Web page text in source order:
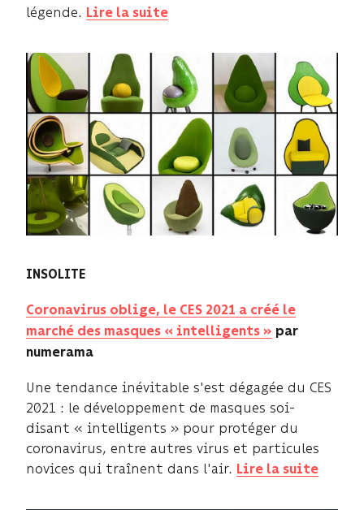
légende. Lire la suite
INSOLITE
Coronavirus oblige, le CES 2021 a créé le
marché des masques « intelligents » par
numerama
Une tendance inévitable s'est dégagée du CES
2021 : le développement de masques soi-
disant « intelligents » pour protéger du
coronavirus, entre autres virus et particules
novices qui traînent dans l'air. Lire la suite